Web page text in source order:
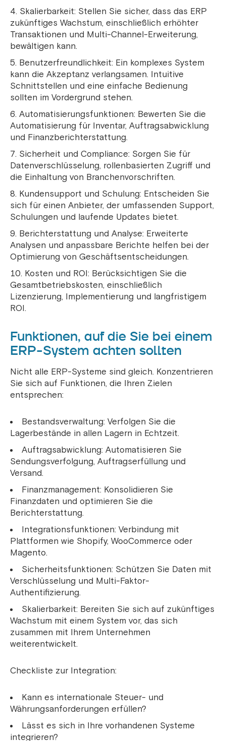
Skalierbarkeit: Stellen Sie sicher, dass das ERP
zukünftiges Wachstum, einschließlich erhöhter
Transaktionen und Multi-Channel-Erweiterung,
bewältigen kann.
Benutzerfreundlichkeit: Ein komplexes System
kann die Akzeptanz verlangsamen. Intuitive
Schnittstellen und eine einfache Bedienung
sollten im Vordergrund stehen.
Automatisierungsfunktionen: Bewerten Sie die
Automatisierung für Inventar, Auftragsabwicklung
und Finanzberichterstattung.
Sicherheit und Compliance: Sorgen Sie für
Datenverschlüsselung, rollenbasierten Zugriff und
die Einhaltung von Branchenvorschriften.
Kundensupport und Schulung: Entscheiden Sie
sich für einen Anbieter, der umfassenden Support,
Schulungen und laufende Updates bietet.
Berichterstattung und Analyse: Erweiterte
Analysen und anpassbare Berichte helfen bei der
Optimierung von Geschäftsentscheidungen.
Kosten und ROI: Berücksichtigen Sie die
Gesamtbetriebskosten, einschließlich
Lizenzierung, Implementierung und langfristigem
ROI.
Funktionen, auf die Sie bei einem
ERP-System achten sollten
Nicht alle ERP-Systeme sind gleich. Konzentrieren
Sie sich auf Funktionen, die Ihren Zielen
entsprechen:
Bestandsverwaltung: Verfolgen Sie die
Lagerbestände in allen Lagern in Echtzeit.
Auftragsabwicklung: Automatisieren Sie
Sendungsverfolgung, Auftragserfüllung und
Versand.
Finanzmanagement: Konsolidieren Sie
Finanzdaten und optimieren Sie die
Berichterstattung.
Integrationsfunktionen: Verbindung mit
Plattformen wie Shopify, WooCommerce oder
Magento.
Sicherheitsfunktionen: Schützen Sie Daten mit
Verschlüsselung und Multi-Faktor-
Authentifizierung.
Skalierbarkeit: Bereiten Sie sich auf zukünftiges
Wachstum mit einem System vor, das sich
zusammen mit Ihrem Unternehmen
weiterentwickelt.
Checkliste zur Integration:
Kann es internationale Steuer- und
Währungsanforderungen erfüllen?
Lässt es sich in Ihre vorhandenen Systeme
integrieren?